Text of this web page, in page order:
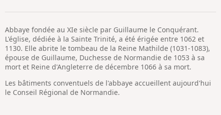
Abbaye fondée au XIe siècle par Guillaume le Conquérant.
L'église, dédiée à la Sainte Trinité, a été érigée entre 1062 et
1130. Elle abrite le tombeau de la Reine Mathilde (1031-1083),
épouse de Guillaume, Duchesse de Normandie de 1053 à sa
mort et Reine d'Angleterre de décembre 1066 à sa mort.
Les bâtiments conventuels de l'abbaye accueillent aujourd'hui
le Conseil Régional de Normandie.